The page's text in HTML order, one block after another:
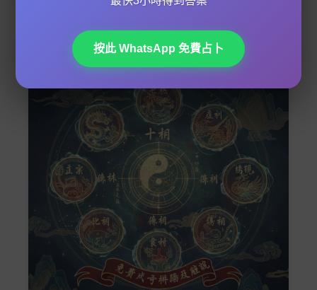
。如果你自己睇唔明，最好搵個專業
按此 WhatsApp 免費占卜